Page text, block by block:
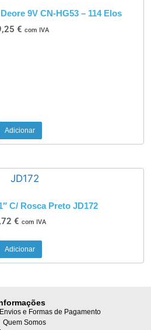
9V CN-HG53 – 114 Elos
€ com IVA
Adicionar
C/ Rosca Preto JD172
€ com IVA
Adicionar
e Formas de Pagamento
Quem Somos